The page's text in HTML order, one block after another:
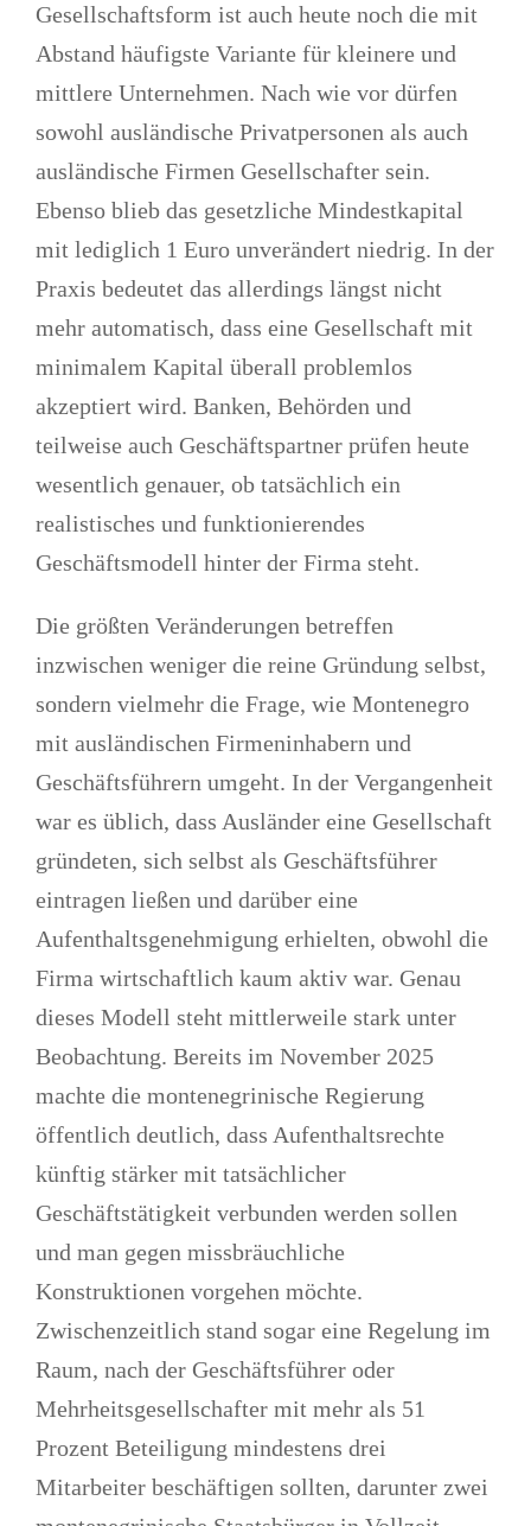
Gesellschaftsform ist auch heute noch die mit
Abstand häufigste Variante für kleinere und
mittlere Unternehmen. Nach wie vor dürfen
sowohl ausländische Privatpersonen als auch
ausländische Firmen Gesellschafter sein.
Ebenso blieb das gesetzliche Mindestkapital
mit lediglich 1 Eurounverändert niedrig. In der
Praxis bedeutet das allerdings längst nicht
mehr automatisch, dass eine Gesellschaft mit
minimalem Kapital überall problemlos
akzeptiert wird. Banken, Behörden und
teilweise auch Geschäftspartner prüfen heute
wesentlich genauer, ob tatsächlich ein
realistisches und funktionierendes
Geschäftsmodell hinter der Firma steht.
Die größten Veränderungen betreffen
inzwischen weniger die reine Gründung selbst,
sondern vielmehr die Frage, wie Montenegro
mit ausländischen Firmeninhabern und
Geschäftsführern umgeht. In der Vergangenheit
war es üblich, dass Ausländer eine Gesellschaft
gründeten, sich selbst als Geschäftsführer
eintragen ließen und darüber eine
Aufenthaltsgenehmigung erhielten, obwohl die
Firma wirtschaftlich kaum aktiv war. Genau
dieses Modell steht mittlerweile stark unter
Beobachtung. Bereits im November 2025
machte die montenegrinische Regierung
öffentlich deutlich, dass Aufenthaltsrechte
künftig stärker mit tatsächlicher
Geschäftstätigkeit verbunden werden sollen
und man gegen missbräuchliche
Konstruktionen vorgehen möchte.
Zwischenzeitlich stand sogar eine Regelung im
Raum, nach der Geschäftsführer oder
Mehrheitsgesellschafter mit mehr als 51
Prozent Beteiligung mindestens drei
Mitarbeiter beschäftigen sollten, darunter zwei